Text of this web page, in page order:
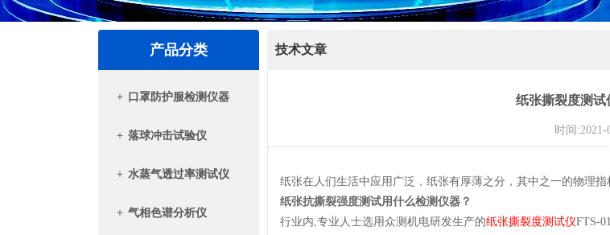
产品分类
+ 口罩防护服检测仪器
+ 落球冲击试验仪
+ 水蒸气透过率测试仪
+ 气相色谱分析仪
技术文章
纸张撕裂度测
时间:2021-
纸张在人们生活中应用广泛，纸张有厚薄之分，其中之一的物理
纸张抗撕裂强度测试用什么检测仪器？
行业内,专业人士选用众测机电研发生产的纸张撕裂度测试仪FTS-